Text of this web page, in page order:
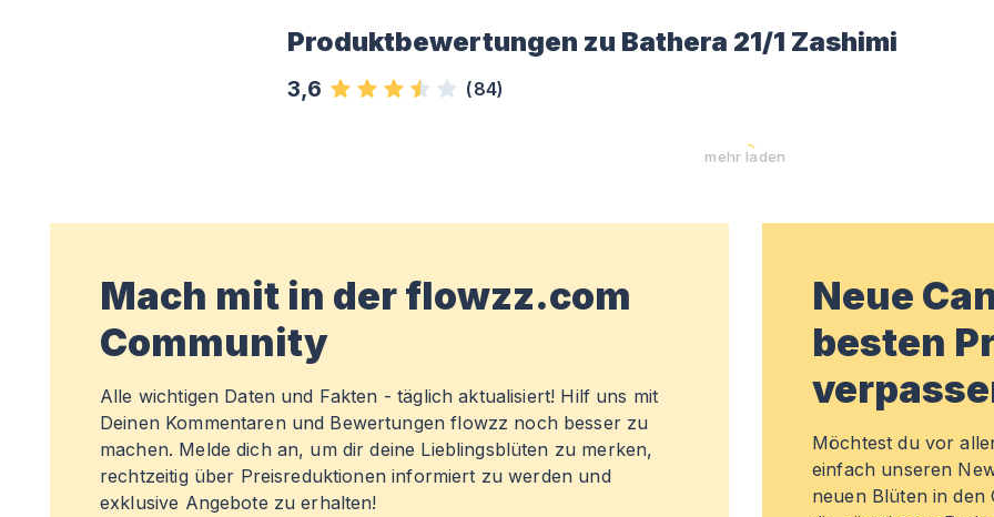
Produktbewertungen zu Bathera 21/1 Zashimi
3,6 (84)
mehr laden
Mach mit in der flowzz.com
Community
Alle wichtigen Daten und Fakten - täglich aktualisiert! Hilf uns mit
Deinen Kommentaren und Bewertungen flowzz noch besser zu
machen. Melde dich an, um dir deine Lieblingsblüten zu merken,
rechtzeitig über Preisreduktionen informiert zu werden und
exklusive Angebote zu erhalten!
Neue
besten
Möchtest du vor
einfach unseren
neuen Blüten in den